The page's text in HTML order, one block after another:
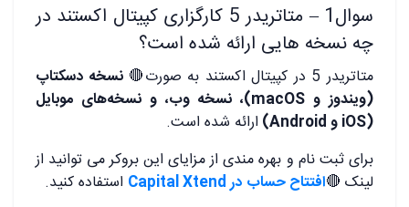
سوال1 – متاتریدر 5 کارگزاری کپیتال اکستند در
چه نسخه هایی ارائه شده است؟
متاتریدر 5 در کپیتال اکستند به صورت 🔴 نسخه دسکتاپ
(ویندوز و macOS)، نسخه وب، و نسخه‌های موبایل
(iOS و Android)
ارائه شده است.
برای ثبت نام و بهره مندی از مزایای این بروکر می توانید از
لینک 🔴افتتاح حساب در Capital Xtend استفاده کنید.